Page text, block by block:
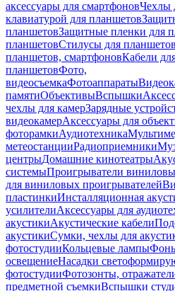
аксессуары для смартфоновЧехлы
клавиатурой для планшетов
планшетовЗащитные пленки для
планшетовСтилусы для планшетов
планшетов, смартфоновКабели
планшетовФото,
видеосъемкаФотоаппараты
памятиОбъективыВспышки
чехлы для камерЗарядные
видеокамерАксессуары для
фоторамкиАудиотехника
метеостанцииРадиоприемники
центрыДомашние кинотеатры
системыПроигрыватели
для виниловых проигрывателей
пластинкиИнсталляционная
усилителиАксессуары для
акустикиАкустические кабели
акустикиСумки, чехлы для
фотостудииКольцевые лампы
освещениеНасадки
фотостудииФотозонты,
предметной съемкиВспышки